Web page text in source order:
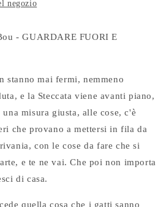
negozio
- GUARDARE FUORI E
stanno mai fermi, nemmeno
e la Steccata viene avanti piano,
misura giusta, alle cose, c'è
che provano a mettersi in fila da
con le cose da fare che si
e te ne vai. Che poi non importa
di casa.
quella cosa che i gatti sanno